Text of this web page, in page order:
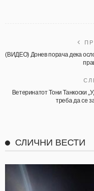
(ВИДЕО) Донев порача дека
Ветеринатот Тони Танкоски
треба да се
СЛИЧНИ ВЕСТИ